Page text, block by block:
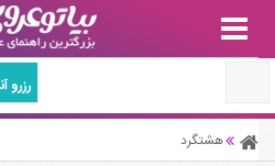
رزرو
هشتگرد